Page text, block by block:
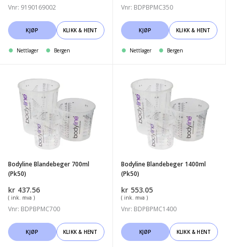
Vnr: 9190169002
KJØP KLIKK & HENT
Nettlager Bergen
Vnr: BDPBPMC350
KJØP KLIKK & HENT
Nettlager Bergen
Bodyline
Blandebeger
700ml
(Pk50)
Bodyline Blandebeger 700ml
(Pk50)
kr 437.56
( ink. mva )
Vnr: BDPBPMC700
KJØP KLIKK & HENT
Bodyline
Blandebeger
1400ml
(Pk50)
Bodyline Blandebeger 1400ml
(Pk50)
kr 553.05
( ink. mva )
Vnr: BDPBPMC1400
KJØP KLIKK & HENT